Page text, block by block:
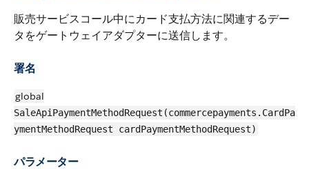
販売サービスコール中にカード支払方法に関連するデー
タをゲートウェイアダプターに送信します。
署名
global
SaleApiPaymentMethodRequest(commercepayments.CardPa
ymentMethodRequest cardPaymentMethodRequest)
パラメーター